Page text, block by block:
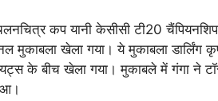
कप यानी केसीसी टी20
खेला गया। ये मुकाबला डार्लिंग
के बीच खेला गया। मुकाबले में गंगा ने